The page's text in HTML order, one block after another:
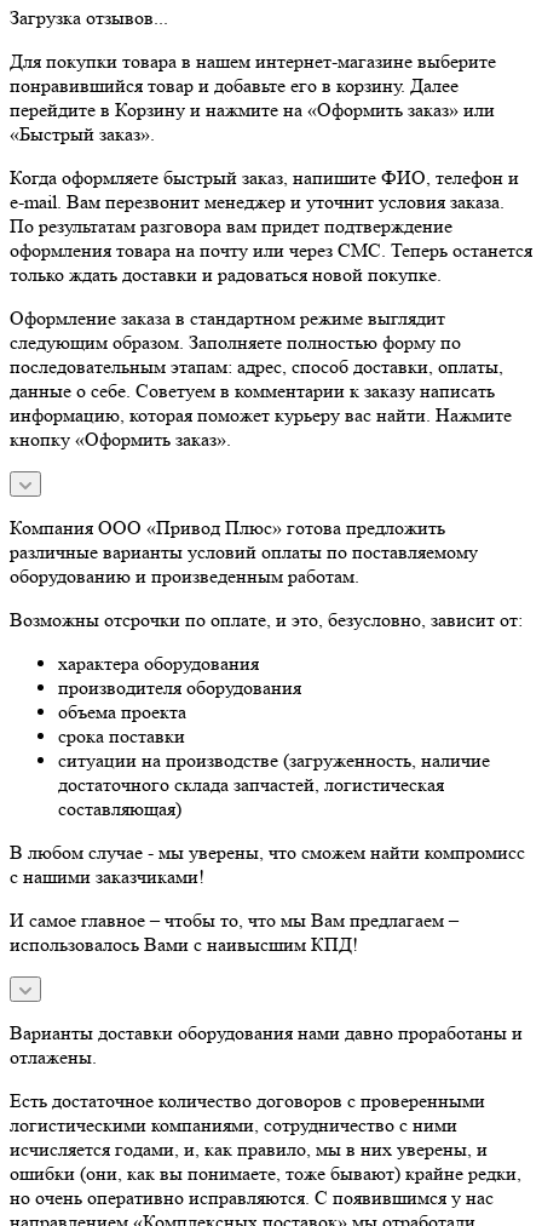
Загрузка отзывов...
Для покупки товара в нашем интернет-магазине выберите
понравившийся товар и добавьте его в корзину. Далее
перейдите в Корзину и нажмите на «Оформить заказ» или
«Быстрый заказ».
Когда оформляете быстрый заказ, напишите ФИО, телефон и
e-mail. Вам перезвонит менеджер и уточнит условия заказа.
По результатам разговора вам придет подтверждение
оформления товара на почту или через СМС. Теперь останется
только ждать доставки и радоваться новой покупке.
Оформление заказа в стандартном режиме выглядит
следующим образом. Заполняете полностью форму по
последовательным этапам: адрес, способ доставки, оплаты,
данные о себе. Советуем в комментарии к заказу написать
информацию, которая поможет курьеру вас найти. Нажмите
кнопку «Оформить заказ».
Компания ООО «Привод Плюс» готова предложить
различные варианты условий оплаты по поставляемому
оборудованию и произведенным работам.
Возможны отсрочки по оплате, и это, безусловно, зависит от:
характера оборудования
производителя оборудования
объема проекта
срока поставки
ситуации на производстве (загруженность, наличие
достаточного склада запчастей, логистическая
составляющая)
В любом случае - мы уверены, что сможем найти компромисс
с нашими заказчиками!
И самое главное – чтобы то, что мы Вам предлагаем –
использовалось Вами с наивысшим КПД!
Варианты доставки оборудования нами давно проработаны и
отлажены.
Есть достаточное количество договоров с проверенными
логистическими компаниями, сотрудничество с ними
исчисляется годами, и, как правило, мы в них уверены, и
ошибки (они, как вы понимаете, тоже бывают) крайне редки,
но очень оперативно исправляются. С появившимся у нас